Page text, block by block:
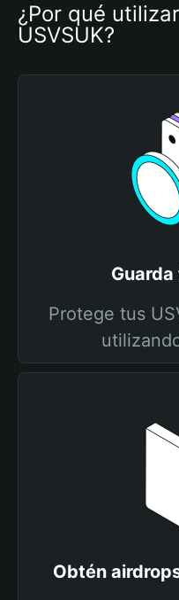
¿Por qué
USVSUK?
Guarda
Protege tus
Obtén